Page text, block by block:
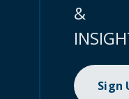
&
Sign